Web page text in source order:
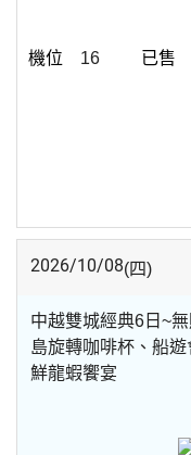
16
2026/10/08(四)
中越雙城經典6日~
島旋轉咖啡杯、船
鮮龍蝦饗宴